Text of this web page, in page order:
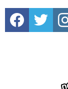
facebooktwitter